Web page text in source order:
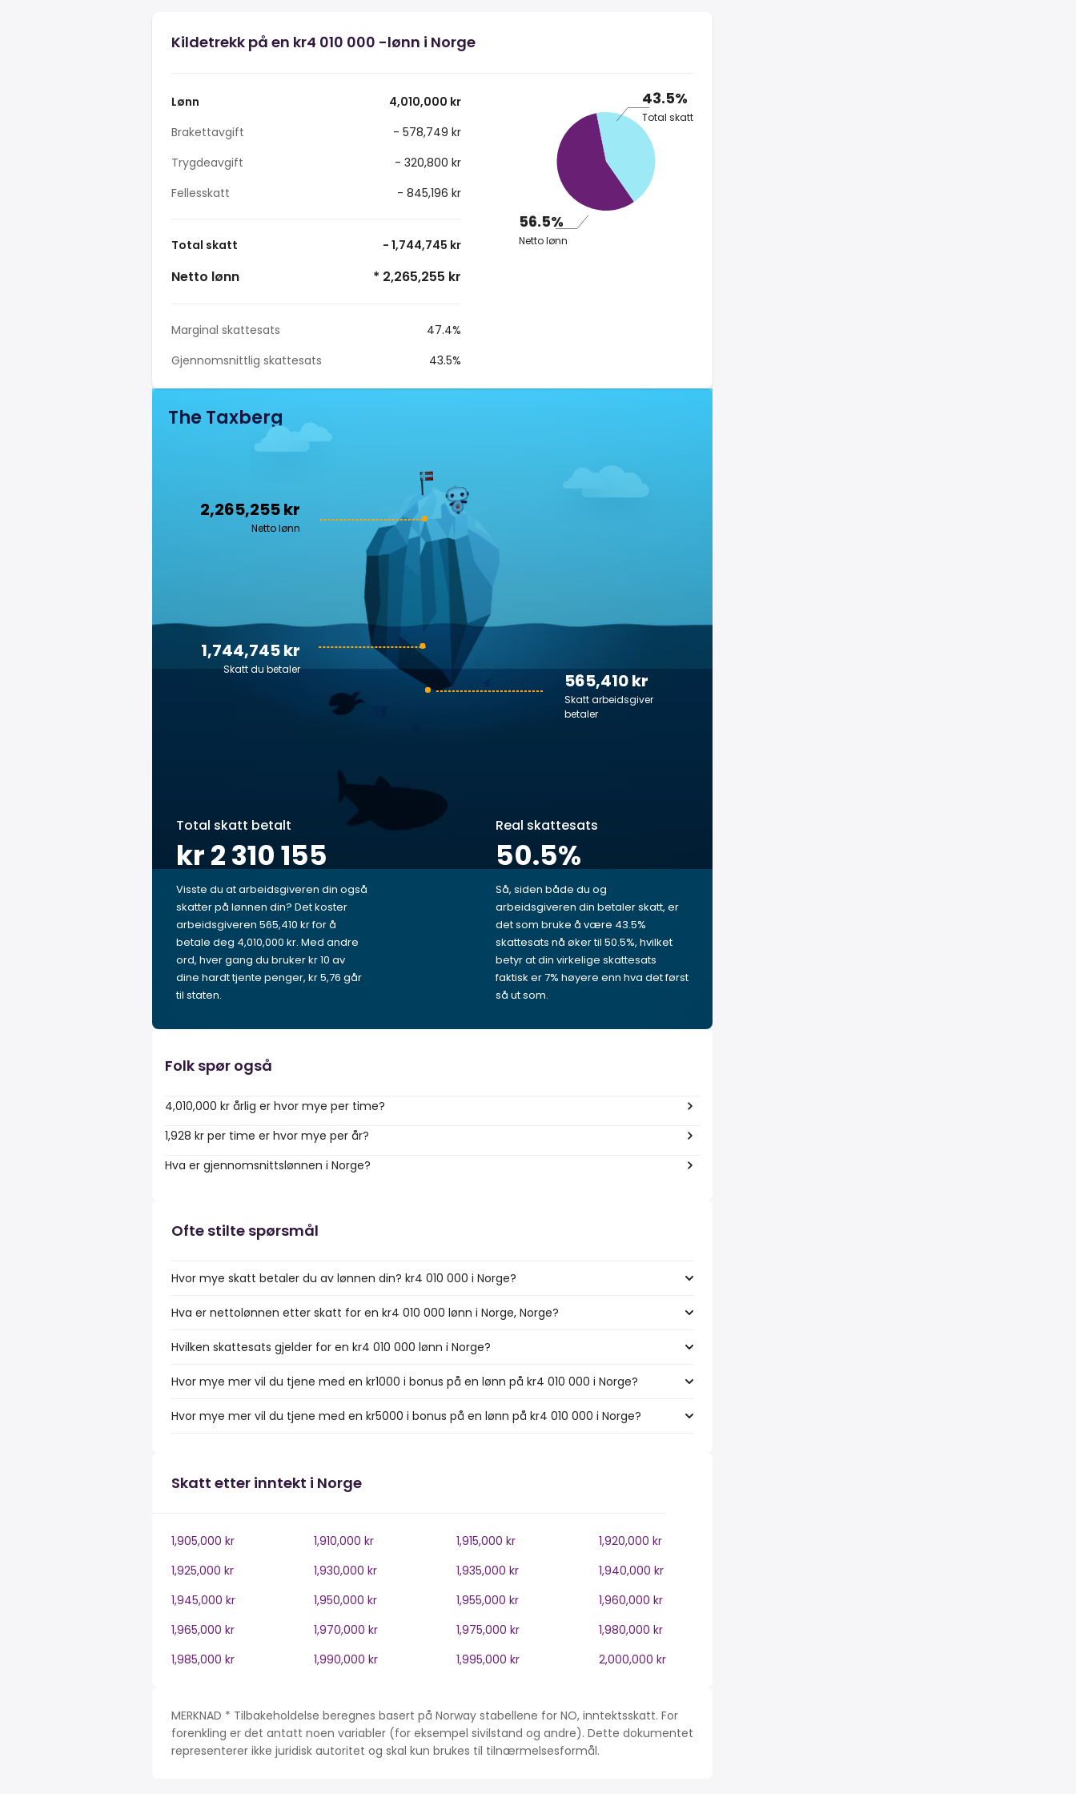
Kildetrekk på en kr4 010 000 -lønn i Norge
Lønn
4,010,000 kr
Brakettavgift
- 578,749 kr
Trygdeavgift
- 320,800 kr
Fellesskatt
- 845,196 kr
Total skatt - 1,744,745 kr
Netto lønn * 2,265,255 kr
Marginal skattesats
47.4%
Gjennomsnittlig skattesats
43.5%
43.5%
Total skatt
56.5%
Netto lønn
The Taxberg
2,265,255 kr
Netto lønn
565,410 kr
Skatt arbeidsgiver
betaler
1,744,745 kr
Skatt du betaler
Total skatt betalt
kr 2 310 155
Visste du at arbeidsgiveren din også
skatter på lønnen din? Det koster
arbeidsgiveren 565,410 kr for å
betale deg 4,010,000 kr. Med andre
ord, hver gang du bruker kr 10 av
dine hardt tjente penger, kr 5,76 går
til staten.
Real skattesats
50.5%
Så, siden både du og
arbeidsgiveren din betaler skatt, er
det som bruke å være 43.5%
skattesats nå øker til 50.5%, hvilket
betyr at din virkelige skattesats
faktisk er 7% høyere enn hva det først
så ut som.
Folk spør også
4,010,000 kr årlig er hvor mye per time?
1,928 kr per time er hvor mye per år?
Hva er gjennomsnittslønnen i Norge?
Ofte stilte spørsmål
Hvor mye skatt betaler du av lønnen din? kr4 010 000 i Norge?
Hva er nettolønnen etter skatt for en kr4 010 000 lønn i Norge, Norge?
Hvilken skattesats gjelder for en kr4 010 000 lønn i Norge?
Hvor mye mer vil du tjene med en kr1000 i bonus på en lønn på kr4 010 000 i Norge?
Hvor mye mer vil du tjene med en kr5000 i bonus på en lønn på kr4 010 000 i Norge?
Skatt etter inntekt i Norge
1,905,000 kr 1,910,000 kr 1,915,000 kr
1,920,000 kr
1,925,000 kr
1,930,000 kr 1,935,000 kr
1,940,000 kr
1,945,000 kr
1,950,000 kr 1,955,000 kr
1,960,000 kr
1,965,000 kr
1,970,000 kr 1,975,000 kr
1,980,000 kr
1,985,000 kr
1,990,000 kr 1,995,000 kr 2,000,000 kr
MERKNAD * Tilbakeholdelse beregnes basert på Norway stabellene for NO, inntektsskatt. For
forenkling er det antatt noen variabler (for eksempel sivilstand og andre). Dette dokumentet
representerer ikke juridisk autoritet og skal kun brukes til tilnærmelsesformål.